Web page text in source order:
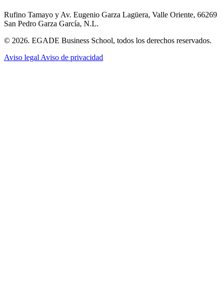
Rufino Tamayo y Av. Eugenio Garza Lagüera, Valle Oriente, 66269
San Pedro Garza García, N.L.
© 2026. EGADE Business School, todos los derechos reservados.
Aviso legal Aviso de privacidad